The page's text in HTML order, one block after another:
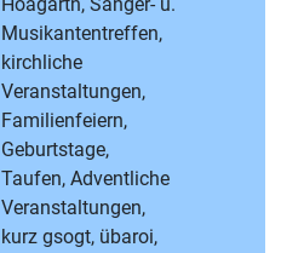
Musikantentreffen,
kirchliche
Veranstaltungen,
Familienfeiern,
Geburtstage,
Taufen, Adventliche
Veranstaltungen,
kurz gsogt, übaroi,